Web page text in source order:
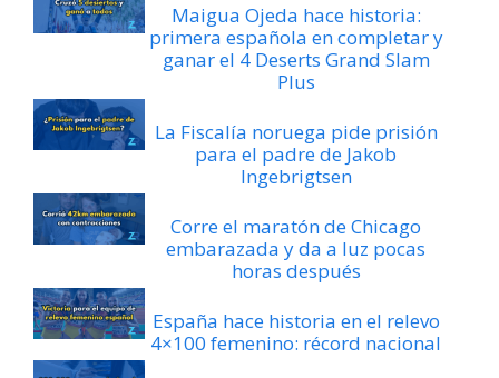
Maigua Ojeda hace historia:
primera española en completar y
ganar el 4 Deserts Grand Slam
Plus
La Fiscalía noruega pide prisión
para el padre de Jakob
Ingebrigtsen
Corre el maratón de Chicago
embarazada y da a luz pocas
horas después
España hace historia en el relevo
4×100 femenino: récord nacional